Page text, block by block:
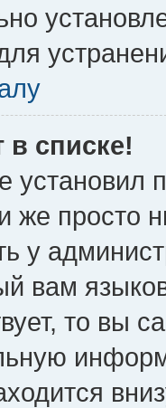
в списке!
установил
же просто
у
вам
то вы